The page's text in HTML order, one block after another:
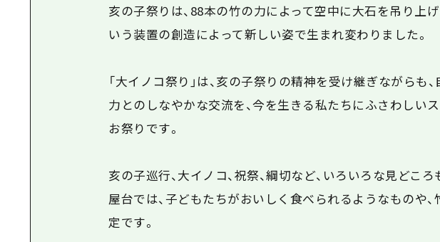
亥の子祭りは、88本の竹の力によって空中に大石を吊り上
いう装置の創造によって新しい姿で生まれ変わりました。
「大イノコ祭り」は、亥の子祭りの精神を受け継ぎながらも
力とのしなやかな交流を、今を生きる私たちにふさわしい
お祭りです。
亥の子巡行、大イノコ、祝祭、綱切など、いろいろな見どころ
屋台では、子どもたちがおいしく食べられるようなものや
定です。